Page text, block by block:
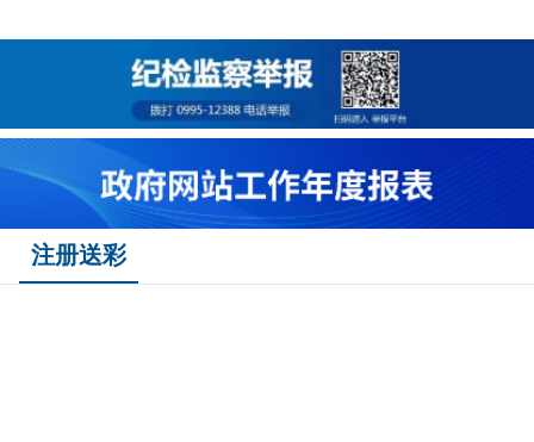
注册送彩